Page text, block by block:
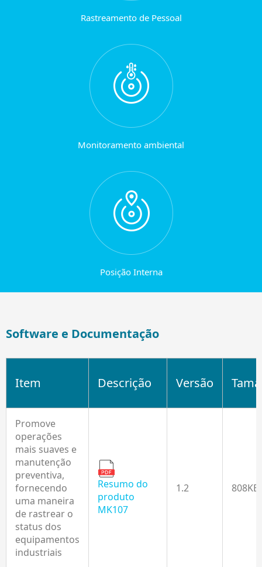
Rastreamento de Pessoal
Monitoramento ambiental
Posição Interna
Software e Documentação
Item Descrição Versão
Promove
operações
mais suaves e
manutenção
preventiva,
fornecendo
uma maneira
de rastrear o
status dos
equipamentos
industriais
Resumo do
produto
MK107
1.2 808KB